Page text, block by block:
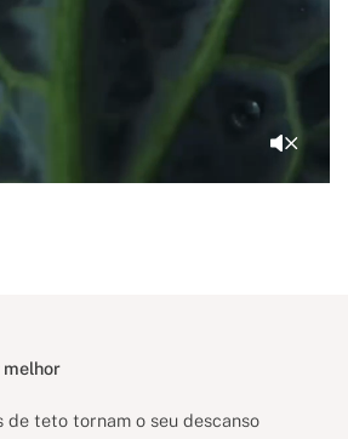
melhor
de teto tornam o seu descanso